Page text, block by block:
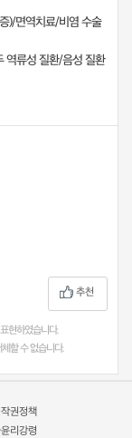
)/면역치료/비염 수술
역류성 질환/음성 질환
추천
현하였습니다.
할 수 없습니다.
권정책
리강령